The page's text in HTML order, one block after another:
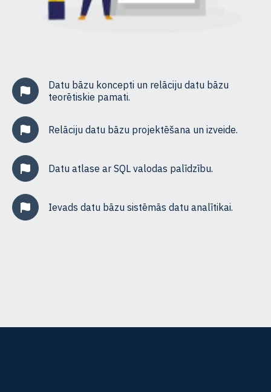
Datu bāzu koncepti un relāciju datu bāzu
teorētiskie pamati.
Relāciju datu bāzu projektēšana un izveide.
Datu atlase ar SQL valodas palīdzību.
Ievads datu bāzu sistēmās datu analītikai.